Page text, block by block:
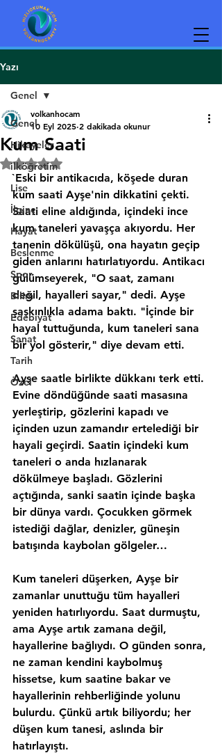
Yazı
Genel
Hikayeler
ilköğretim
Lise
İlginç
Hayat
Beslenme
Spor
Bilim
Edebiyat
Sanat
Tarih
Özel
Genel
Kum Saati
volkanhocam
10 Eyl 2025 2 dakikada okunur
5 üzerinden NaN yıldız
`Eski bir antikacıda, köşede duran
kum saati Ayşe'nin dikkatini çekti.
Saati eline aldığında, içindeki ince
kum taneleri yavaşça akıyordu. Her
tanenin dökülüşü, ona hayatın geçip
giden anlarını hatırlatıyordu. Antikacı
gülümseyerek, "O saat, zamanı
değil, hayalleri sayar," dedi. Ayşe
şaşkınlıkla adama baktı. "İçinde bir
hayal tuttuğunda, kum taneleri sana
bir yol gösterir," diye devam etti.
Ayşe saatle birlikte dükkanı terk etti.
Evine döndüğünde saati masasına
yerleştirip, gözlerini kapadı ve
içinden uzun zamandır ertelediği bir
hayali geçirdi. Saatin içindeki kum
taneleri o anda hızlanarak
dökülmeye başladı. Gözlerini
açtığında, sanki saatin içinde başka
bir dünya vardı. Çocukken görmek
istediği dağlar, denizler, güneşin
batışında kaybolan gölgeler…
Kum taneleri düşerken, Ayşe bir
zamanlar unuttuğu tüm hayalleri
yeniden hatırlıyordu. Saat durmuştu,
ama Ayşe artık zamana değil,
hayallerine bağlıydı. O günden sonra,
ne zaman kendini kaybolmuş
hissetse, kum saatine bakar ve
hayallerinin rehberliğinde yolunu
bulurdu. Çünkü artık biliyordu; her
düşen kum tanesi, aslında bir
hatırlayıştı.